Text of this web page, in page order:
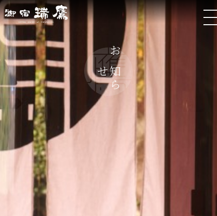
お
知ら
せ